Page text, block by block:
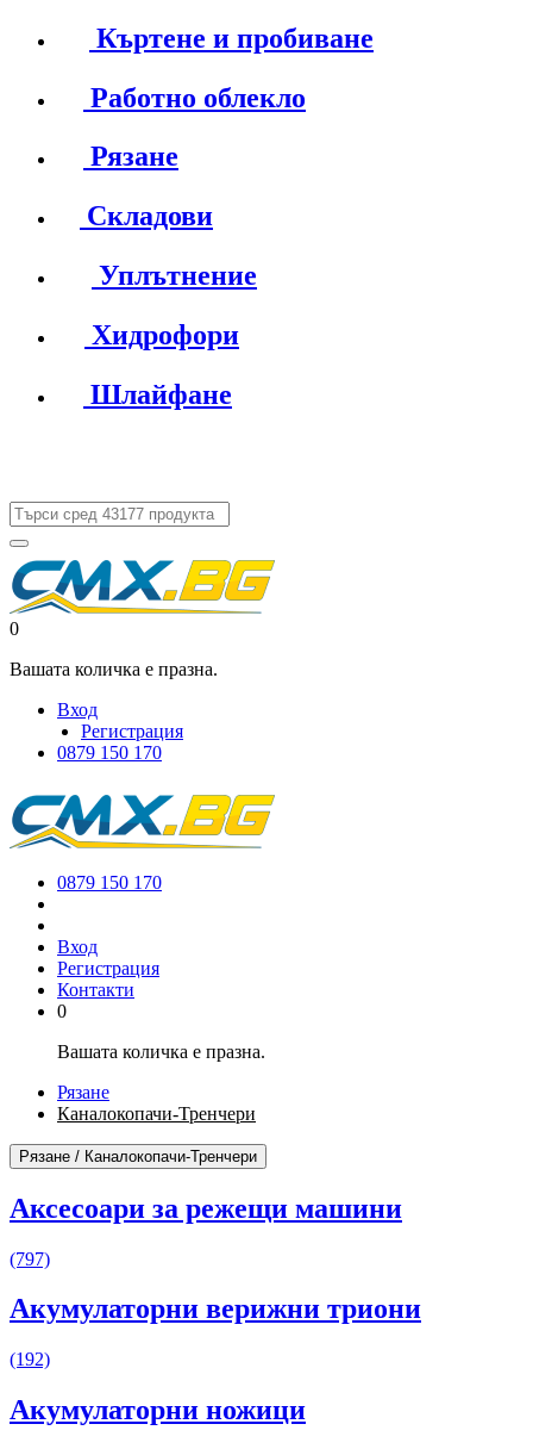
Къртене и пробиване
Работно облекло
Рязане
Складови
Уплътнение
Хидрофори
Шлайфане
0
Вашата количка е празна.
Вход
Регистрация
0879 150 170
0879 150 170
Вход
Регистрация
Контакти
0
Вашата количка е празна.
Рязане
Каналокопачи-Тренчери
Рязане / Каналокопачи-Тренчери
Аксесоари за режещи машини
(797)
Акумулаторни верижни триони
(192)
Акумулаторни ножици